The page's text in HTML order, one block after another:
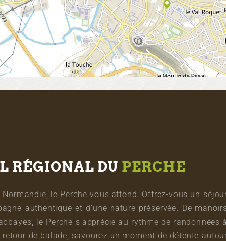
RÉGIONAL DU PERCHE
le Perche vous attend. Offrez-vous un
authentique et d’une nature préservée. De
le Perche s’apprécie au rythme de randonnées à
de balade, savourez un moment de détente